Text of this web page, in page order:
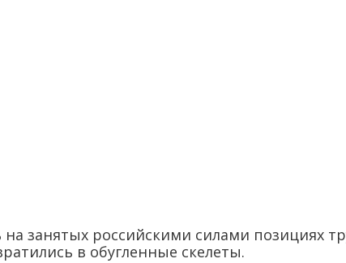
занятых российскими силами позициях
в обугленные скелеты.